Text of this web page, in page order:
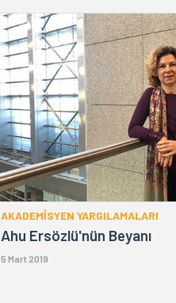
AKADEMİSYEN YARGILAMALARI
Ahu Ersözlü'nün Beyanı
5 Mart 2019